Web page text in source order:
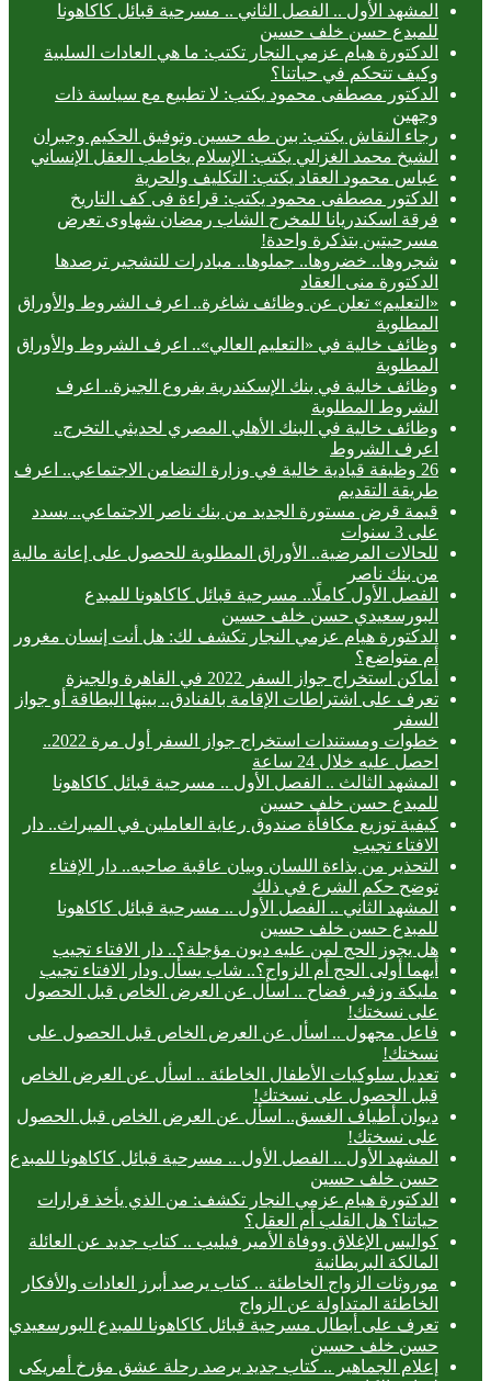
المشهد الأول .. الفصل الثاني .. مسرحية قبائل كاكاهونا
للمبدع حسن خلف حسين
الدكتورة هيام عزمي النجار تكتب: ما هي العادات السلبية
وكيف تتحكم في حياتنا؟
الدكتور مصطفى محمود يكتب: لا تطبيع مع سياسة ذات
وجهين
رجاء النقاش يكتب: بين طه حسين وتوفيق الحكيم وجبران
الشيخ محمد الغزالي يكتب: الإسلام يخاطب العقل الإنساني
عباس محمود العقاد يكتب: التكليف والحرية
الدكتور مصطفى محمود يكتب: قراءة فى كف التاريخ
فرقة اسكندريانا للمخرج الشاب رمضان شهاوى تعرض
مسرحيتين بتذكرة واحدة!
شجروها.. خضروها.. جملوها.. مبادرات للتشجير ترصدها
الدكتورة منى العقاد
«التعليم» تعلن عن وظائف شاغرة.. اعرف الشروط والأوراق
المطلوبة
وظائف خالية في «التعليم العالي».. اعرف الشروط والأوراق
المطلوبة
وظائف خالية في بنك الإسكندرية بفروع الجيزة.. اعرف
الشروط المطلوبة
وظائف خالية في البنك الأهلي المصري لحديثي التخرج..
اعرف الشروط
26 وظيفة قيادية خالية في وزارة التضامن الاجتماعي.. اعرف
طريقة التقديم
قيمة قرض مستورة الجديد من بنك ناصر الاجتماعي.. يسدد
على 3 سنوات
للحالات المرضية.. الأوراق المطلوبة للحصول على إعانة مالية
من بنك ناصر
الفصل الأول كاملًا.. مسرحية قبائل كاكاهونا للمبدع
البورسعيدي حسن خلف حسين
الدكتورة هيام عزمي النجار تكشف لك: هل أنت إنسان مغرور
أم متواضع؟
أماكن استخراج جواز السفر 2022 في القاهرة والجيزة
تعرف على اشتراطات الإقامة بالفنادق.. بينها البطاقة أو جواز
السفر
خطوات ومستندات استخراج جواز السفر أول مرة 2022..
احصل عليه خلال 24 ساعة
المشهد الثالث .. الفصل الأول .. مسرحية قبائل كاكاهونا
للمبدع حسن خلف حسين
كيفية توزيع مكافأة صندوق رعاية العاملين في الميراث.. دار
الافتاء تجيب
التحذير من بذاءة اللسان وبيان عاقبة صاحبه.. دار الإفتاء
توضح حكم الشرع في ذلك
المشهد الثاني .. الفصل الأول .. مسرحية قبائل كاكاهونا
للمبدع حسن خلف حسين
هل يجوز الحج لمن عليه ديون مؤجلة؟.. دار الافتاء تجيب
أيهما أولى الحج أم الزواج؟.. شاب يسأل ودار الافتاء تجيب
مليكة وزفير فضاح .. اسأل عن العرض الخاص قبل الحصول
على نسختك!
فاعل مجهول .. اسأل عن العرض الخاص قبل الحصول على
نسختك!
تعديل سلوكيات الأطفال الخاطئة .. اسأل عن العرض الخاص
قبل الحصول على نسختك!
ديوان أطياف الغسق.. اسأل عن العرض الخاص قبل الحصول
على نسختك!
المشهد الأول .. الفصل الأول .. مسرحية قبائل كاكاهونا للمبدع
حسن خلف حسين
الدكتورة هيام عزمي النجار تكشف: من الذي يأخذ قرارات
حياتنا؟ هل القلب أم العقل؟
كواليس الإغلاق ووفاة الأمير فيليب .. كتاب جديد عن العائلة
المالكة البريطانية
موروثات الزواج الخاطئة .. كتاب يرصد أبرز العادات والأفكار
الخاطئة المتداولة عن الزواج
تعرف على أبطال مسرحية قبائل كاكاهونا للمبدع البورسعيدي
حسن خلف حسين
إعلام الجماهير .. كتاب جديد يرصد رحلة عشق مؤرخ أمريكى